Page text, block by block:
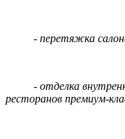
- перетяжка салона
- отделка
ресторанов премиум-